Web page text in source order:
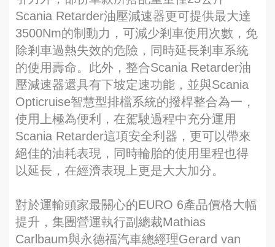
Scania Retarder油壓減速器更可提供最大達
3500Nm的制動力，可減少剎車使用次數，免
除剎車過熱失效的危險，同時延長剎車系統
的使用壽命。此外，整合Scania Retarder油
壓減速器還具有下坡定速功能，並與Scania
Opticruise智慧型排檔系統的撥桿整合為一，
使用上極為便利，在駕駛過程中充分運用
Scania Retarder這項安全利器，更可以帶來
絕佳的油耗表現，同時輪胎的使用里程也得
以延長，在經濟表現上更是大大加分。
對於運輸頭家最關心的EURO 6產品價格大幅
提升，集團營運執行副總裁Mathias
Carlbaum與永德福汽車總經理Gerard van